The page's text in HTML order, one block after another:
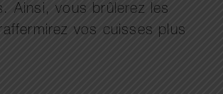
Ainsi, vous brûlerez les
vos cuisses plus